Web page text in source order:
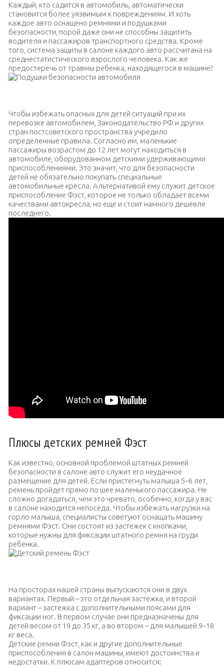
Каждый, кто садится в автомобиль, автоматически
становится более уязвимым к повреждениям. И хоть
каждое авто оснащено ремнями и подушками
безопасности, порой даже они не способны защитить
водителя и пассажиров транспортного средства. Кроме
того, система защиты в салоне каждого авто рассчитана на
среднестатистического взрослого человека. Как же
предостеречь от травмы ребенка, находящегося в машине?
Чтобы избежать опасных для детей ситуаций при их
перевозке автомобилем, Законодательство РФ и других
стран постсоветского пространства учредило
определенные правила. Согласно им, маленькие
пассажиры возрастом до 12 лет могут находиться в
автомобиле, оборудованном детскими удерживающими
приспособлениями. Это значит, что для безопасности
детей не обязательно покупать специальные
автомобильные кресла. Альтернативой ему служит детское
приспособление Фэст, которое не только обладает всеми
качествами автокресла, но еще и стоит намного дешевле
последнего.
Плюсы детских ремней Фэст
Как известно, основной проблемой штатных ремней
безопасности в салоне авто служит его неудачное
размещение для детей. Если пристегнуть малыша 5–6 лет,
ремень пройдет прямо по шее маленького пассажира. Не
сложно догадаться, чем это чревато, особенно, когда у вас
в салоне находится непоседа. Чтобы избежать нагрузки на
горло малыша, специалисты советуют оснащать машину
ремнями Фэст. Они состоят из застежек с кнопками,
которые нужны для фиксации штатного ремня на груди
ребенка.
На просторах нашей страны выпускаются они в двух
вариантах. Первый – это отдельная застежка, и второй
вариант – застежка с дополнительными поясами для
фиксации ног. В первом случае они предназначены для
детей весом от 19 до 35 кг, а во втором – для малышей 9–18
кг веса.
Детские ремни Фэст, как и другие дополнительные
приспособления в салон машины, имеют достоинства и
недостатки. К плюсам адаптеров относится: